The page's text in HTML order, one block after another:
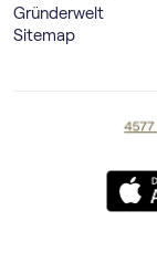
Gründerwelt
Sitemap